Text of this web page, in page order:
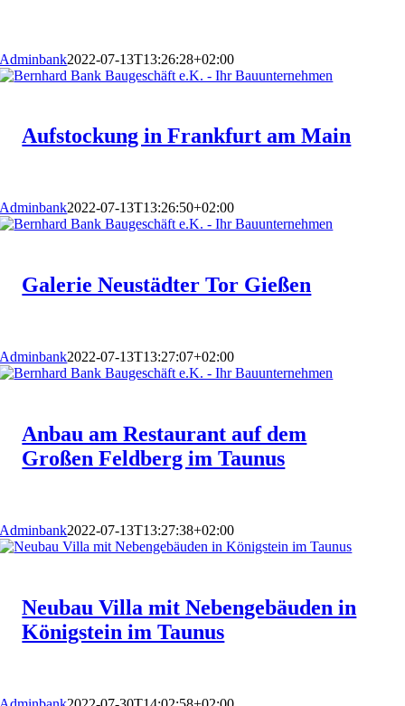
Adminbank2022-07-13T13:26:28+02:00
Aufstockung in Frankfurt am Main
Adminbank2022-07-13T13:26:50+02:00
Galerie Neustädter Tor Gießen
Adminbank2022-07-13T13:27:07+02:00
Anbau am Restaurant auf dem
Großen Feldberg im Taunus
Adminbank2022-07-13T13:27:38+02:00
Neubau Villa mit Nebengebäuden in
Königstein im Taunus